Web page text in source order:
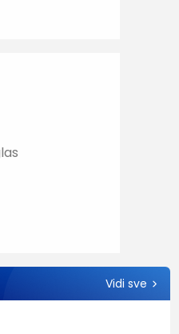
Vidi sve